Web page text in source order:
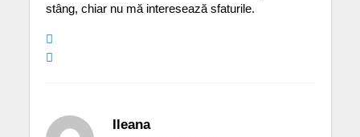
stâng, chiar nu mă interesează sfaturile.
Ileana